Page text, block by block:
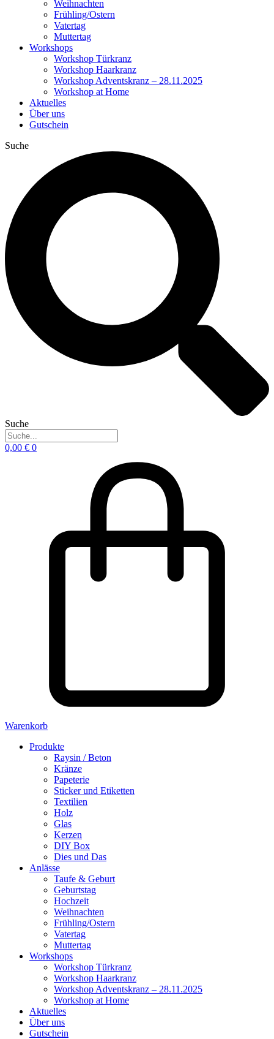
Weihnachten
Frühling/Ostern
Vatertag
Muttertag
Workshops
Workshop Türkranz
Workshop Haarkranz
Workshop Adventskranz – 28.11.2025
Workshop at Home
Aktuelles
Über uns
Gutschein
Suche
Suche
0,00 € 0
Warenkorb
Produkte
Raysin / Beton
Kränze
Papeterie
Sticker und Etiketten
Textilien
Holz
Glas
Kerzen
DIY Box
Dies und Das
Anlässe
Taufe & Geburt
Geburtstag
Hochzeit
Weihnachten
Frühling/Ostern
Vatertag
Muttertag
Workshops
Workshop Türkranz
Workshop Haarkranz
Workshop Adventskranz – 28.11.2025
Workshop at Home
Aktuelles
Über uns
Gutschein